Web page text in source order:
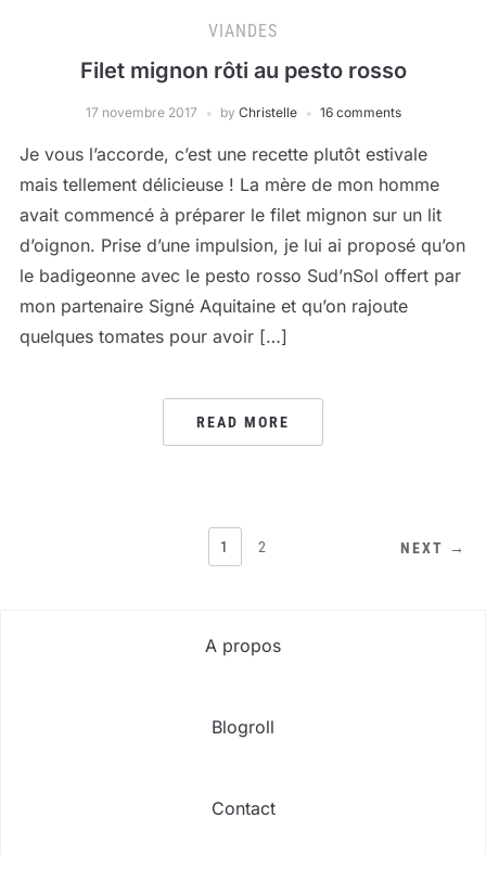
VIANDES
Filet mignon rôti au pesto rosso
17 novembre 2017 by Christelle 16 comments
Je vous l’accorde, c’est une recette plutôt estivale
mais tellement délicieuse ! La mère de mon homme
avait commencé à préparer le filet mignon sur un lit
d’oignon. Prise d’une impulsion, je lui ai proposé qu’on
le badigeonne avec le pesto rosso Sud’nSol offert par
mon partenaire Signé Aquitaine et qu’on rajoute
quelques tomates pour avoir […]
READ MORE
1 2 NEXT →
A propos
Blogroll
Contact